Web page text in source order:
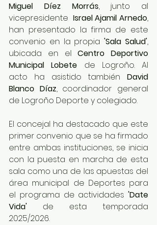
Miguel Díez Morrás, junto al
vicepresidente Israel Ajamil Arnedo,
han presentado la firma de este
convenio en la propia 'Sala Salud',
ubicada en el Centro Deportivo
Municipal Lobete de Logroño. Al
acto ha asistido también David
Blanco Díaz, coordinador general
de Logroño Deporte y colegiado.
El concejal ha destacado que este
primer convenio que se ha firmado
entre ambas instituciones, se inicia
con la puesta en marcha de esta
sala como una de las apuestas del
área municipal de Deportes para
el programa de actividades 'Date
Vida' de esta temporada
2025/2026.